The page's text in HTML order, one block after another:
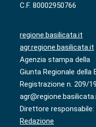
C.F. 80002950766
regione.basilicata.it
agr.regione.basilicata.it
Agenzia stampa della
Giunta Regionale della
Registrazione n. 209/
Direttore responsabile:
Redazione